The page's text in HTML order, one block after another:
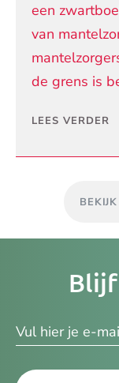
een
van
de grens is
LEES VERDER